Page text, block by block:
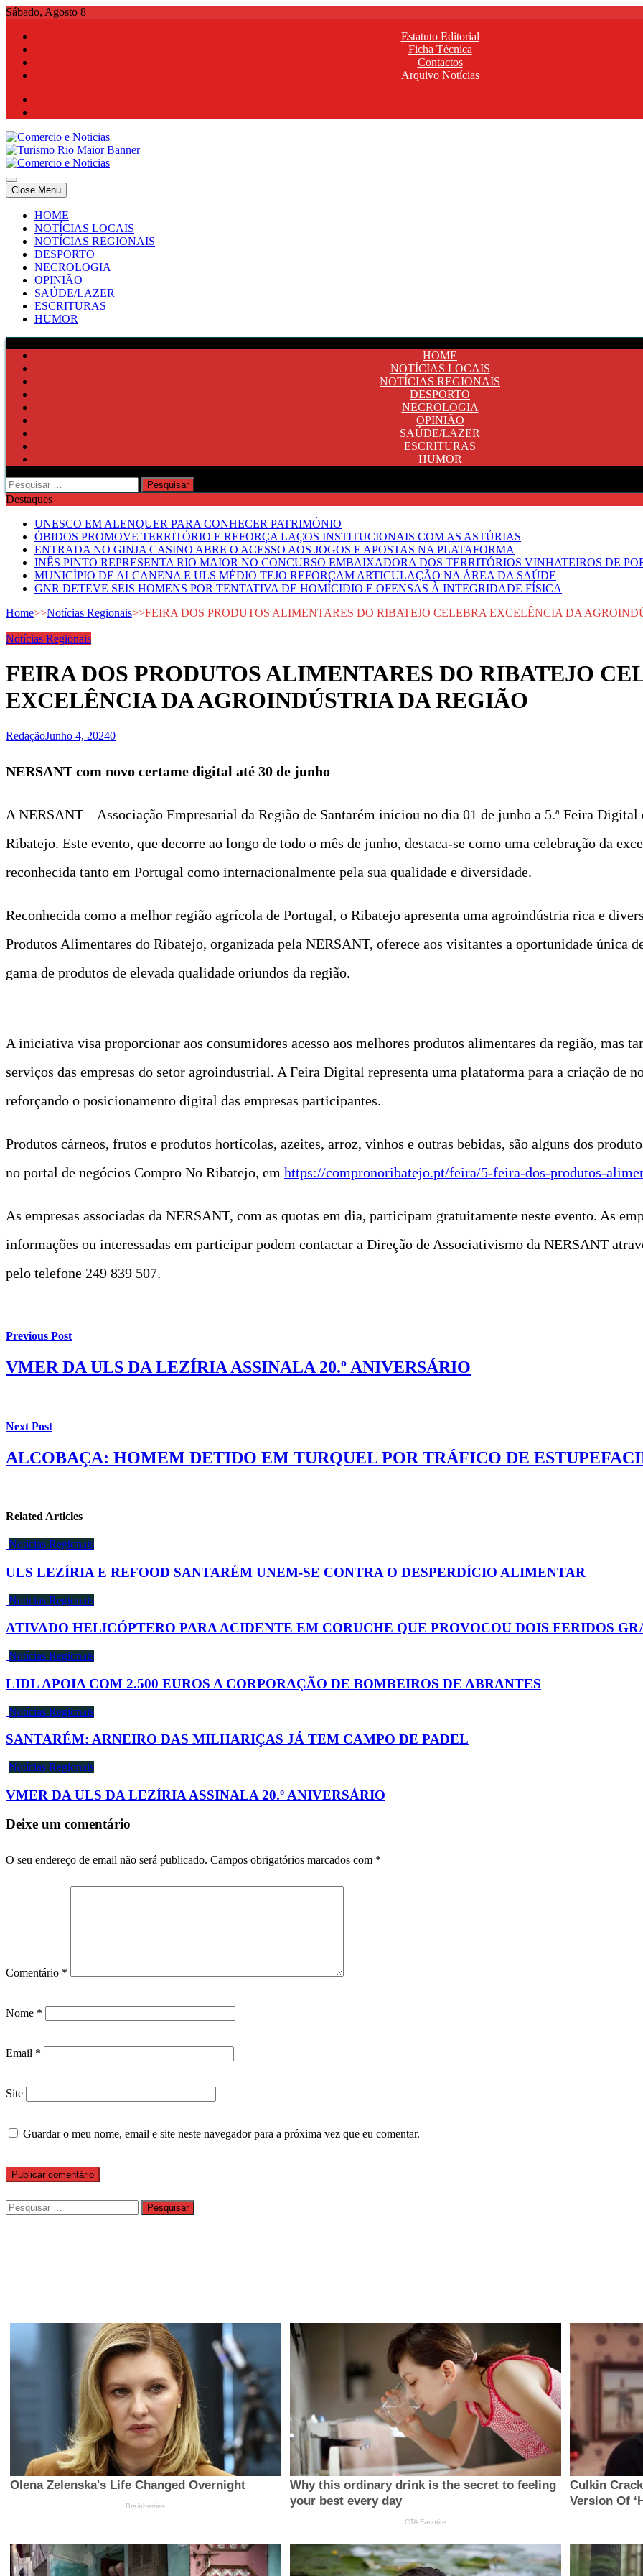
Skip
content
Sábado, Agosto 8
Estatuto Editorial
Ficha Técnica
Contactos
Arquivo Notícias
Comercio e Noticias
Notícias e Publicidade Online
Comercio e Noticias
Notícias e Publicidade Online
Close Menu
HOME
NOTÍCIAS LOCAIS
NOTÍCIAS REGIONAIS
DESPORTO
NECROLOGIA
OPINIÃO
SAÚDE/LAZER
ESCRITURAS
HUMOR
HOME
NOTÍCIAS LOCAIS
NOTÍCIAS REGIONAIS
DESPORTO
NECROLOGIA
OPINIÃO
SAÚDE/LAZER
ESCRITURAS
HUMOR
Pesquisar
por:
Destaques
UNESCO EM ALENQUER PARA CONHECER PATRIMÓNIO
ÓBIDOS PROMOVE TERRITÓRIO E REFORÇA LAÇOS INSTITUCIONAIS COM AS ASTÚRIAS
ENTRADA NO GINJA CASINO ABRE O ACESSO AOS JOGOS E APOSTAS NA PLATAFORMA
INÊS PINTO REPRESENTA RIO MAIOR NO CONCURSO EMBAIXADORA DOS TERRITÓRIOS VINHATEIROS DE
MUNICÍPIO DE ALCANENA E ULS MÉDIO TEJO REFORÇAM ARTICULAÇÃO NA ÁREA DA SAÚDE
GNR DETEVE SEIS HOMENS POR TENTATIVA DE HOMÍCIDIO E OFENSAS À INTEGRIDADE FÍSICA
Home>>Notícias Regionais>>FEIRA DOS PRODUTOS ALIMENTARES DO RIBATEJO CELEBRA EXCELÊNCIA DA
Notícias Regionais
FEIRA DOS PRODUTOS ALIMENTARES DO RIBATEJO
EXCELÊNCIA DA AGROINDÚSTRIA DA REGIÃO
RedaçãoJunho 4, 20240
NERSANT com novo certame digital até 30 de junho
A NERSANT – Associação Empresarial da Região de Santarém iniciou no dia 01 de junho a 5.ª Feira
Ribatejo. Este evento, que decorre ao longo de todo o mês de junho, destaca-se como uma celebração da
reconhecida tanto em Portugal como internacionalmente pela sua qualidade e diversidade.
Reconhecida como a melhor região agrícola de Portugal, o Ribatejo apresenta uma agroindústria rica e
Produtos Alimentares do Ribatejo, organizada pela NERSANT, oferece aos visitantes a oportunidade única
gama de produtos de elevada qualidade oriundos da região.
A iniciativa visa proporcionar aos consumidores acesso aos melhores produtos alimentares da região, mas
serviços das empresas do setor agroindustrial. A Feira Digital representa uma plataforma para a criação de
reforçando o posicionamento digital das empresas participantes.
Produtos cárneos, frutos e produtos hortícolas, azeites, arroz, vinhos e outras bebidas, são alguns dos
no portal de negócios Compro No Ribatejo, em https://compronoribatejo.pt/feira/5-feira-dos-produtos-
As empresas associadas da NERSANT, com as quotas em dia, participam gratuitamente neste evento. As
informações ou interessadas em participar podem contactar a Direção de Associativismo da NERSANT
pelo telefone 249 839 507.
Previous Post
VMER DA ULS DA LEZÍRIA ASSINALA 20.º ANIVERSÁRIO
Next Post
ALCOBAÇA: HOMEM DETIDO EM TURQUEL POR TRÁFICO DE
Related Articles
Notícias Regionais
ULS LEZÍRIA E REFOOD SANTARÉM UNEM-SE CONTRA O DESPERDÍCIO ALIMENTAR
Notícias Regionais
ATIVADO HELICÓPTERO PARA ACIDENTE EM CORUCHE QUE PROVOCOU DOIS FERIDOS
Notícias Regionais
LIDL APOIA COM 2.500 EUROS A CORPORAÇÃO DE BOMBEIROS DE ABRANTES
Notícias Regionais
SANTARÉM: ARNEIRO DAS MILHARIÇAS JÁ TEM CAMPO DE PADEL
Notícias Regionais
VMER DA ULS DA LEZÍRIA ASSINALA 20.º ANIVERSÁRIO
Deixe um comentário
O seu endereço de email não será publicado. Campos obrigatórios marcados com *
Comentário *
Nome *
Email *
Site
Guardar o meu nome, email e site neste navegador para a próxima vez que eu comentar.
Pesquisar
por: